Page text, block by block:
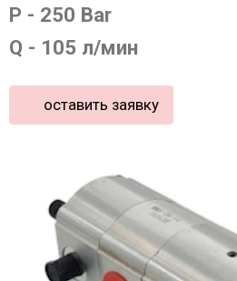
P - 250 Bar
Q - 105 л/мин
оставить заявку